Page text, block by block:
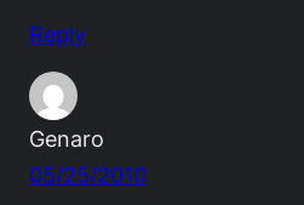
Reply
Genaro
05/25/2010